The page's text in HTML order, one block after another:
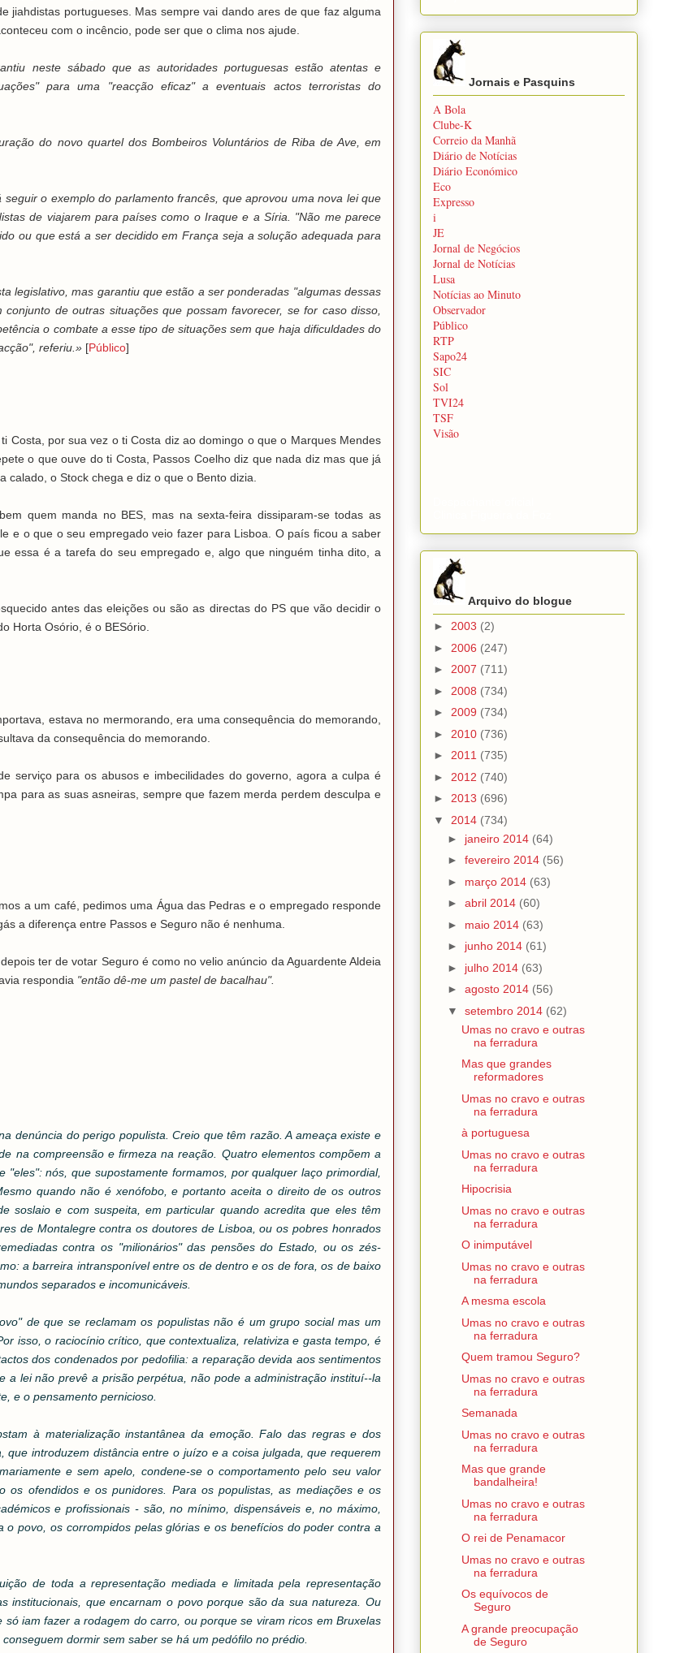
jiahdistas portugueses. Mas sempre vai dando ares de que faz alguma
com o incêncio, pode ser que o clima nos ajude.
neste sábado que as autoridades portuguesas estão atentas e
para uma "reacção eficaz" a eventuais actos terroristas do
do novo quartel dos Bombeiros Voluntários de Riba de Ave, em
o exemplo do parlamento francês, que aprovou uma nova lei que
de viajarem para países como o Iraque e a Síria. "Não me parece
ou que está a ser decidido em França seja a solução adequada para
legislativo, mas garantiu que estão a ser ponderadas "algumas dessas
de outras situações que possam favorecer, se for caso disso,
o combate a esse tipo de situações sem que haja dificuldades do
referiu.» [Público]
Costa, por sua vez o ti Costa diz ao domingo o que o Marques Mendes
o que ouve do ti Costa, Passos Coelho diz que nada diz mas que já
o Stock chega e diz o que o Bento dizia.
quem manda no BES, mas na sexta-feira dissiparam-se todas as
e o que o seu empregado veio fazer para Lisboa. O país ficou a saber
essa é a tarefa do seu empregado e, algo que ninguém tinha dito, a
antes das eleições ou são as directas do PS que vão decidir o
Horta Osório, é o BESório.
estava no mermorando, era uma consequência do memorando,
da consequência do memorando.
serviço para os abusos e imbecilidades do governo, agora a culpa é
para as suas asneiras, sempre que fazem merda perdem desculpa e
a um café, pedimos uma Água das Pedras e o empregado responde
a diferença entre Passos e Seguro não é nenhuma.
ter de votar Seguro é como no velio anúncio da Aguardente Aldeia
respondia "então dê-me um pastel de bacalhau".
denúncia do perigo populista. Creio que têm razão. A ameaça existe e
na compreensão e firmeza na reação. Quatro elementos compõem a
nós, que supostamente formamos, por qualquer laço primordial,
quando não é xenófobo, e portanto aceita o direito de os outros
soslaio e com suspeita, em particular quando acredita que eles têm
de Montalegre contra os doutores de Lisboa, ou os pobres honrados
contra os "milionários" das pensões do Estado, ou os zés-
a barreira intransponível entre os de dentro e os de fora, os de baixo
separados e incomunicáveis.
de que se reclamam os populistas não é um grupo social mas um
isso, o raciocínio crítico, que contextualiza, relativiza e gasta tempo, é
dos condenados por pedofilia: a reparação devida aos sentimentos
lei não prevê a prisão perpétua, não pode a administração instituí--la
e o pensamento pernicioso.
à materialização instantânea da emoção. Falo das regras e dos
introduzem distância entre o juízo e a coisa julgada, que requerem
e sem apelo, condene-se o comportamento pelo seu valor
ofendidos e os punidores. Para os populistas, as mediações e os
e profissionais - são, no mínimo, dispensáveis e, no máximo,
povo, os corrompidos pelas glórias e os benefícios do poder contra a
de toda a representação mediada e limitada pela representação
institucionais, que encarnam o povo porque são da sua natureza. Ou
iam fazer a rodagem do carro, ou porque se viram ricos em Bruxelas
dormir sem saber se há um pedófilo no prédio.
Jornais e Pasquins
A Bola
Clube-K
Correio da Manhã
Diário de Notícias
Diário Económico
Eco
Expresso
i
JE
Jornal de Negócios
Jornal de Notícias
Lusa
Notícias ao Minuto
Observador
Público
RTP
Sapo24
SIC
Sol
TVI24
TSF
Visão
Arquivo do blogue
► 2003 (2)
► 2006 (247)
► 2007 (711)
► 2008 (734)
► 2009 (734)
► 2010 (736)
► 2011 (735)
► 2012 (740)
► 2013 (696)
▼ 2014 (734)
► janeiro 2014 (64)
► fevereiro 2014 (56)
► março 2014 (63)
► abril 2014 (60)
► maio 2014 (63)
► junho 2014 (61)
► julho 2014 (63)
► agosto 2014 (56)
▼ setembro 2014 (62)
Umas no cravo e outras
na ferradura
Mas que grandes
reformadores
Umas no cravo e outras
na ferradura
à portuguesa
Umas no cravo e outras
na ferradura
Hipocrisia
Umas no cravo e outras
na ferradura
O inimputável
Umas no cravo e outras
na ferradura
A mesma escola
Umas no cravo e outras
na ferradura
Quem tramou Seguro?
Umas no cravo e outras
na ferradura
Semanada
Umas no cravo e outras
na ferradura
Mas que grande
bandalheira!
Umas no cravo e outras
na ferradura
O rei de Penamacor
Umas no cravo e outras
na ferradura
Os equívocos de
Seguro
A grande preocupação
de Seguro